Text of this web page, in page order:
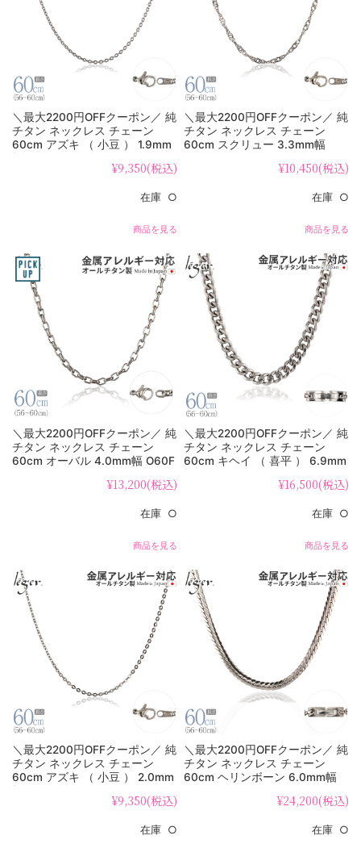
＼最大2200円OFFクーポン／ 純
チタン ネックレス チェーン
60cm アズキ （ 小豆 ） 1.9mm
¥9,350(税込)
在庫 ○
商品を見る
＼最大2200円OFFクーポン／ 純
チタン ネックレス チェーン
60cm スクリュー 3.3mm幅
¥10,450(税込)
在庫 ○
商品を見る
＼最大2200円OFFクーポン／ 純
チタン ネックレス チェーン
60cm オーバル 4.0mm幅 O60F
¥13,200(税込)
在庫 ○
商品を見る
＼最大2200円OFFクーポン／ 純
チタン ネックレス チェーン
60cm キヘイ （ 喜平 ） 6.9mm
¥16,500(税込)
在庫 ○
商品を見る
＼最大2200円OFFクーポン／ 純
チタン ネックレス チェーン
60cm アズキ （ 小豆 ） 2.0mm
¥9,350(税込)
在庫 ○
＼最大2200円OFFクーポン／ 純
チタン ネックレス チェーン
60cm ヘリンボーン 6.0mm幅
¥24,200(税込)
在庫 ○